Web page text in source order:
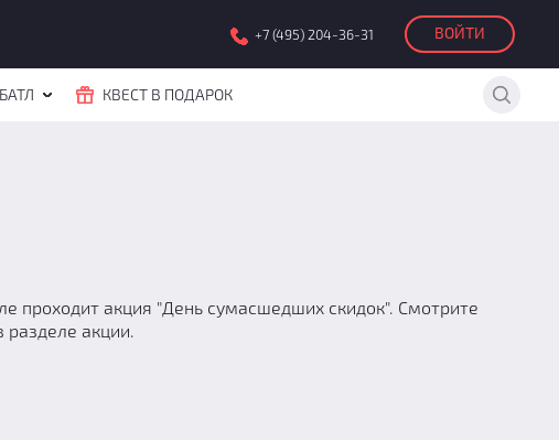
+7 (495) 204-36-31 ВОЙТИ
КВЕСТ В ПОДАРОК
проходит акция "День сумасшедших скидок". Смотрите
разделе акции.